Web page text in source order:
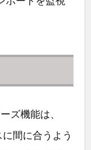
ズ機能は、
間に合うよう